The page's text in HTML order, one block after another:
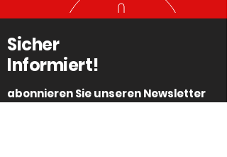
Sicher
Informiert!
abonnieren Sie unseren Newsletter